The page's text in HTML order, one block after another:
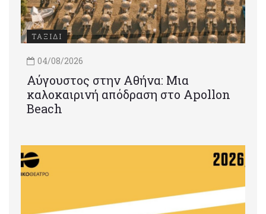
ΤΑΞΙΔΙ
04/08/2026
Αύγουστος στην Αθήνα: Μια
καλοκαιρινή απόδραση στο Apollon
Beach